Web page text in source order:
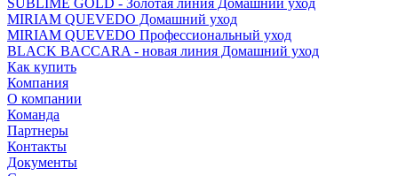
SUBLIME GOLD - Золотая линия Домашний уход
MIRIAM QUEVEDO Домашний уход
MIRIAM QUEVEDO Профессиональный уход
BLACK BACCARA - новая линия Домашний уход
Как купить
Компания
О компании
Команда
Партнеры
Контакты
Документы